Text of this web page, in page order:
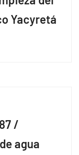
Yacyretá
/
agua